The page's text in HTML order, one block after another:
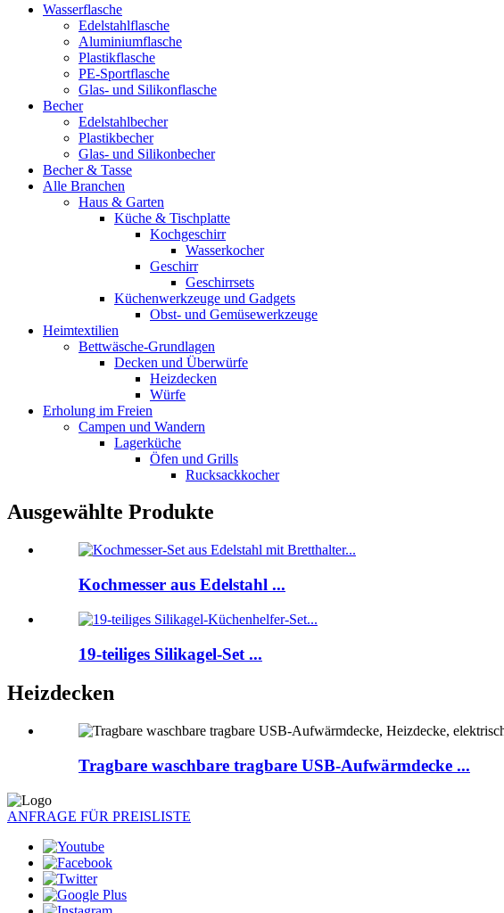
Wasserflasche
Edelstahlflasche
Aluminiumflasche
Plastikflasche
PE-Sportflasche
Glas- und Silikonflasche
Becher
Edelstahlbecher
Plastikbecher
Glas- und Silikonbecher
Becher & Tasse
Alle Branchen
Haus & Garten
Küche & Tischplatte
Kochgeschirr
Wasserkocher
Geschirr
Geschirrsets
Küchenwerkzeuge und Gadgets
Obst- und Gemüsewerkzeuge
Heimtextilien
Bettwäsche-Grundlagen
Decken und Überwürfe
Heizdecken
Würfe
Erholung im Freien
Campen und Wandern
Lagerküche
Öfen und Grills
Rucksackkocher
Ausgewählte Produkte
Kochmesser aus Edelstahl ...
19-teiliges Silikagel-Set ...
Heizdecken
Tragbare waschbare tragbare USB-Aufwärmdecke ...
ANFRAGE FÜR PREISLISTE